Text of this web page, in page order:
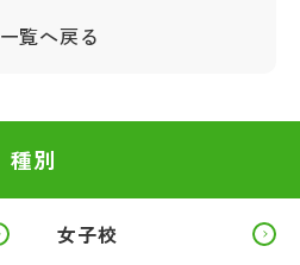
一覧へ戻る
種別
女子校